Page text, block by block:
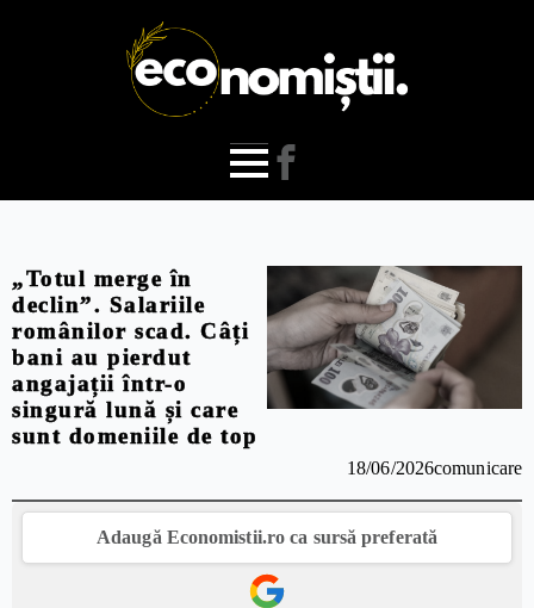
„Totul merge în
declin”. Salariile
românilor scad. Câți
bani au pierdut
angajații într-o
singură lună și care
sunt domeniile de top
18/06/2026comunicare
Adaugă Economistii.ro ca sursă preferată